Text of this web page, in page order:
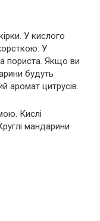
У кислого
У
пориста. Якщо ви
будуть
аромат цитрусів.
Кислі
мандарини